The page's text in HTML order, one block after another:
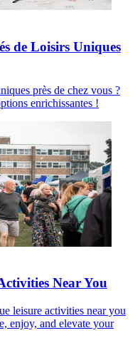
de Loisirs Uniques
près de chez vous ?
enrichissantes !
Near You
leisure activities near you
enjoy, and elevate your